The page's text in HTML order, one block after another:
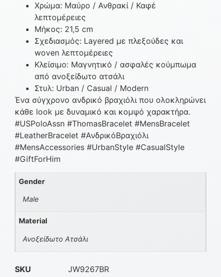
Χρώμα: Μαύρο / Ανθρακί / Καφέ
λεπτομέρειες
Μήκος: 21,5 cm
Σχεδιασμός: Layered με πλεξούδες και
woven λεπτομέρειες
Κλείσιμο: Μαγνητικό / ασφαλές κούμπωμα
από ανοξείδωτο ατσάλι
Στυλ: Urban / Casual / Modern
Ένα σύγχρονο ανδρικό βραχιόλι που ολοκληρώνει
κάθε look με δυναμικό και κομψό χαρακτήρα.
#USPoloAssn #ThomasBracelet #MensBracelet
#LeatherBracelet #ΑνδρικόΒραχιόλι
#MensAccessories #UrbanStyle #CasualStyle
#GiftForHim
Gender
Male
Material
Ανοξείδωτο Ατσάλι
SKU
JW9267BR